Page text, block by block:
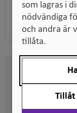
Ladda ner pdf
svenska
som lagras i
nödvändiga
och andra är
tillåta.
Tillåt